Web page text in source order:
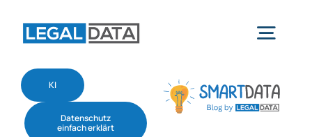
Home
KI
Datenschutz
einfach erklärt